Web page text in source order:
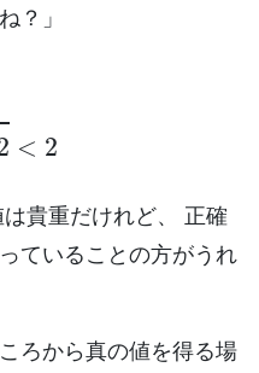
？」
<
貴重だけれど、 正確
ていることの方がうれ
ろから真の値を得る場